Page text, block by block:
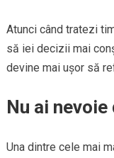
Atunci când tratezi
să iei decizii mai
devine mai ușor să
Nu ai
Una dintre cele mai